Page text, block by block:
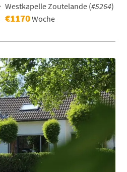
Westkapelle Zoutelande (#5264)
€1170Woche